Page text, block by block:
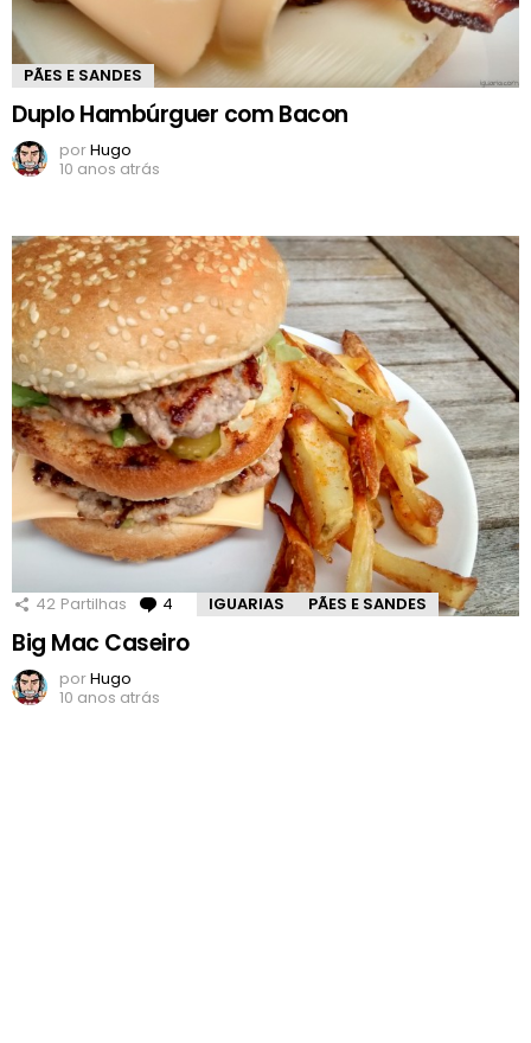
PÃES E SANDES
Duplo Hambúrguer com Bacon
porHugo
10 anos atrás
42 Partilhas 4 Comentários
IGUARIAS PÃES E SANDES
Big Mac Caseiro
porHugo
10 anos atrás